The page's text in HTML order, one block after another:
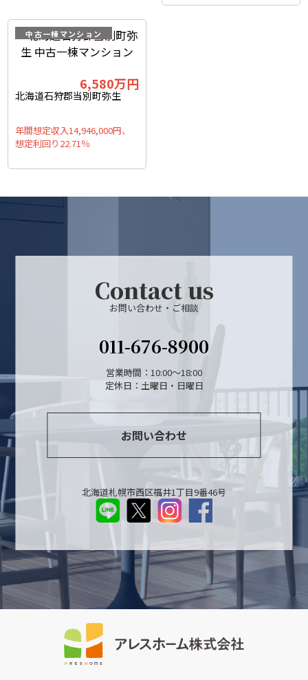
中古一棟マンション
6,580万円
北海道石狩郡当別町弥生
年間想定収入14,946,000円、
想定利回り22.71％
Contact us
お問い合わせ・ご相談
011-676-8900
営業時間：10:00～18:00
定休日：土曜日・日曜日
お問い合わせ
北海道札幌市西区福井1丁目9番46号